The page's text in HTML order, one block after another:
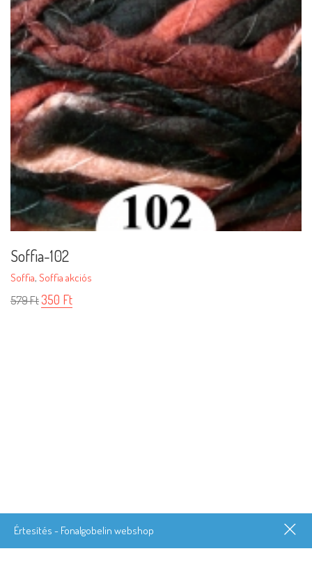
Soffia-102
Soffia, Soffia akciós
579Ft 350 Ft
Értesítés - Fonalgobelin webshop